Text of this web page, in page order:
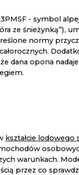
- symbol
ze śnieżynką”),
normy
dana opona
kształcie lodowego
warunkach.
przez co